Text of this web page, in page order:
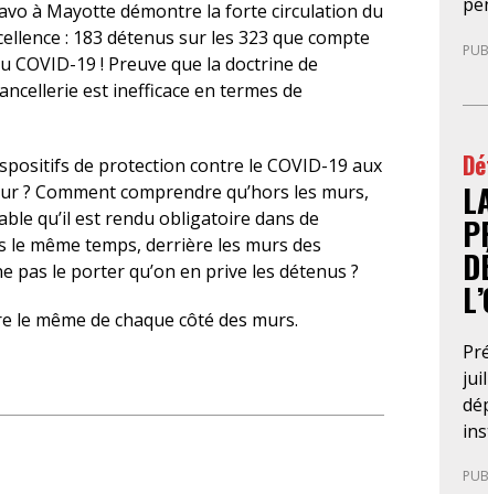
à Mayotte démontre la forte circulation du
: 183 détenus sur les 323 que compte
19 ! Preuve que la doctrine de
est inefficace en termes de
de protection contre le COVID-19 aux
? Comment comprendre qu’hors les murs,
qu’il est rendu obligatoire dans de
le même temps, derrière les murs des
pas le porter qu’on en prive les détenus ?
même de chaque côté des murs.
le
le